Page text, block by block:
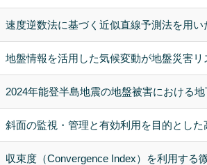
速度逆数法に基づく近似直線予測法を用
地盤情報を活用した気候変動が地盤災害
2024年能登半島地震の地盤被害における
斜面の監視・管理と有効利用を目的とし
収束度（Convergence Index）を利用する